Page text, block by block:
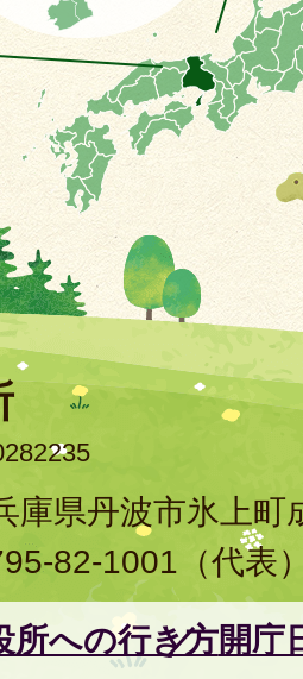
庫県丹波市氷上町
82-1001 （代表
所への行き方開庁